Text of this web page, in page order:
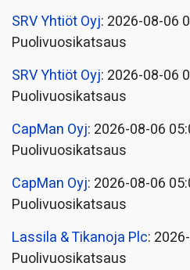
SRV Yhtiöt Oyj: 2026-08-06
Puolivuosikatsaus
SRV Yhtiöt Oyj: 2026-08-06
Puolivuosikatsaus
CapMan Oyj: 2026-08-06
Puolivuosikatsaus
CapMan Oyj: 2026-08-06
Puolivuosikatsaus
Lassila & Tikanoja Plc:
Puolivuosikatsaus